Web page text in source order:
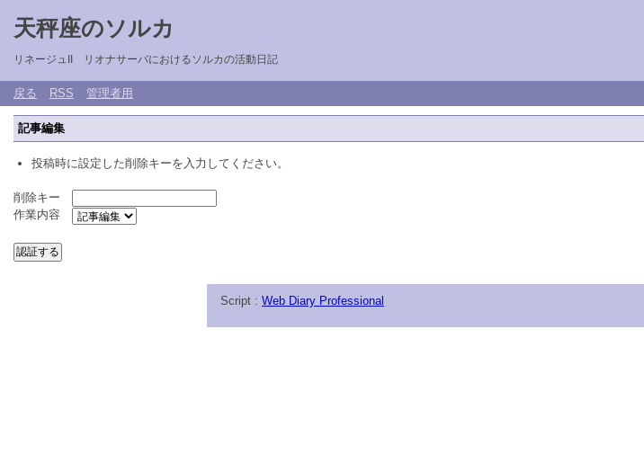
天秤座のソルカ
リネージュII リオナサーバにおけるソルカの活動日記
戻る RSS 管理者用
記事編集
投稿時に設定した削除キーを入力してください。
削除キー
作業内容
Script : Web Diary Professional